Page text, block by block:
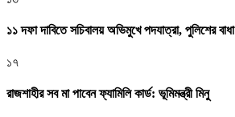
১১ দফা দাবিতে সচিবালয় অভিমুখে পদযাত্রা, পুলিশের বাধা
১৭
রাজশাহীর সব মা পাবেন ফ্যামিলি কার্ড: ভূমিমন্ত্রী মিনু